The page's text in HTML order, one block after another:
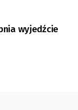
wyjedźcie